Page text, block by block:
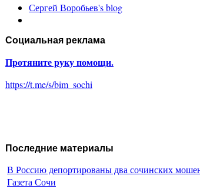
Сергей Воробьев's blog
Социальная реклама
Протяните руку помощи.
https://t.me/s/bim_sochi
Последние материалы
В Россию депортированы два сочинских
Газета Сочи